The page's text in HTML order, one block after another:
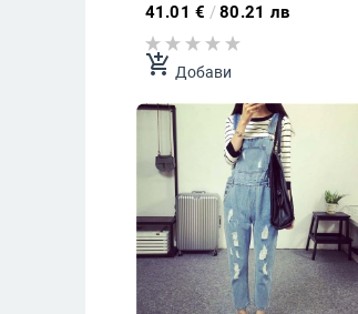
41.01 € /80.21 лв
add_shopping_cart Добави